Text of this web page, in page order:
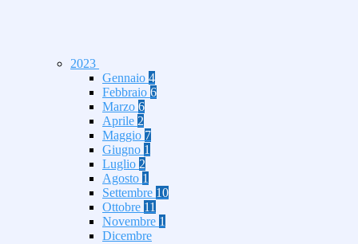
2023
Gennaio 4
Febbraio 6
Marzo 6
Aprile 2
Maggio 7
Giugno 1
Luglio 2
Agosto 1
Settembre 10
Ottobre 11
Novembre 1
Dicembre